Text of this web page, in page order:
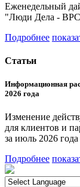
Еженедельный
"Люди Дела -
Подробнее
Статьи
Информационная
2026 года
Изменение
для клиентов и
за июль 2026 года
Подробнее